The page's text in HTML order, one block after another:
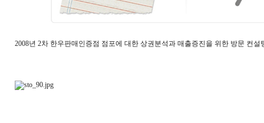
2008년 2차 한우판매인증점 점포에 대한 상권분석과 매출증진을 위한 방문 컨설